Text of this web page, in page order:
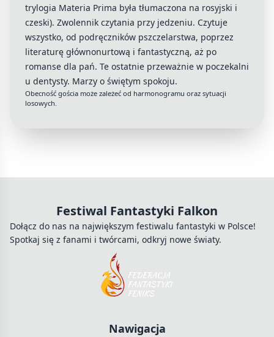
trylogia Materia Prima była tłumaczona na rosyjski i
czeski). Zwolennik czytania przy jedzeniu. Czytuje
wszystko, od podręczników pszczelarstwa, poprzez
literaturę głównonurtową i fantastyczną, aż po
romanse dla pań. Te ostatnie przeważnie w poczekalni
u dentysty. Marzy o świętym spokoju.
Obecność gościa może zależeć od harmonogramu oraz sytuacji
losowych.
Festiwal Fantastyki Falkon
Dołącz do nas na największym festiwalu fantastyki w Polsce!
Spotkaj się z fanami i twórcami, odkryj nowe światy.
Nawigacja